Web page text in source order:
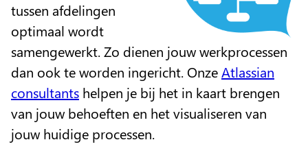
tussen afdelingen
optimaal wordt
samengewerkt. Zo dienen jouw werkprocessen
dan ook te worden ingericht. OnzeAtlassian
consultants helpen je bij het in kaart brengen
van jouw behoeften en het visualiseren van
jouw huidige processen.